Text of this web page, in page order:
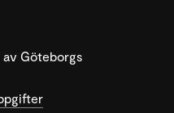
av Göteborgs